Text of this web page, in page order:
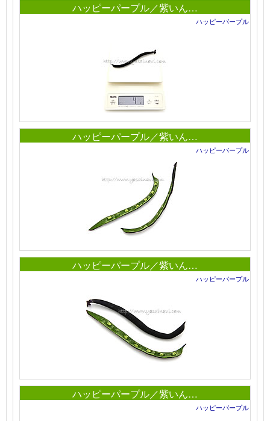
ハッピーパープル／紫いん…
ハッピーパープル
ハッピーパープル／紫いん…
ハッピーパープル
ハッピーパープル／紫いん…
ハッピーパープル
ハッピーパープル／紫いん…
ハッピーパープル